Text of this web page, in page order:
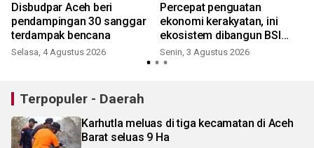
Disbudpar Aceh beri
pendampingan 30 sanggar
terdampak bencana
Selasa, 4 Agustus 2026
Percepat penguatan
ekonomi kerakyatan, ini
ekosistem dibangun BSI
bersama Danantara
Senin, 3 Agustus 2026
Terpopuler - Daerah
Karhutla meluas di tiga kecamatan di Aceh
Barat seluas 9 Ha